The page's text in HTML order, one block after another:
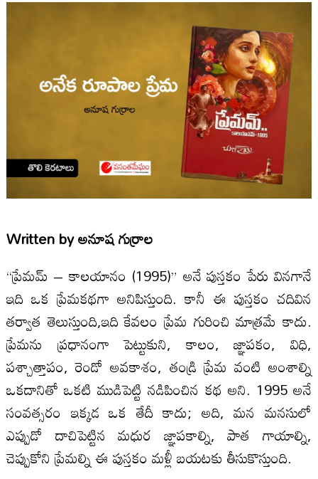
Written byఅనూష గుర్రాల
“ప్రేమమ్ – కాలయానం (1995)” అనే పుస్తకం పేరు వినగానే
ఇది ఒక ప్రేమకథగా అనిపిస్తుంది. కానీ ఈ పుస్తకం చదివిన
తర్వాత తెలుస్తుంది,ఇది కేవలం ప్రేమ గురించి మాత్రమే కాదు.
ప్రేమను ప్రధానంగా పెట్టుకుని, కాలం, జ్ఞాపకం, విధి,
పశ్చాత్తాపం, రెండో అవకాశం, తండ్రి ప్రేమ వంటి అంశాల్ని
ఒకదానితో ఒకటి ముడిపెట్టి నడిపించిన కథ అని. 1995 అనే
సంవత్సరం ఇక్కడ ఒక తేదీ కాదు; అది, మన మనసులో
ఎప్పుడో దాచిపెట్టిన మధుర జ్ఞాపకాల్ని, పాత గాయాల్ని,
చెప్పుకోని ప్రేమల్ని ఈ పుస్తకం మళ్లీ బయటకు తీసుకొస్తుంది.